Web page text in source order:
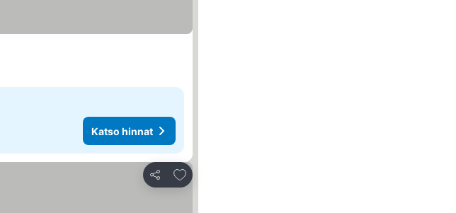
Katso hinnat
Jaa
Lisää suosikkeihin